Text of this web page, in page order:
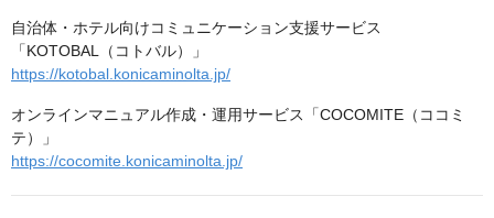
自治体・ホテル向けコミュニケーション支援サービス
「KOTOBAL（コトバル）」
https://kotobal.konicaminolta.jp/
オンラインマニュアル作成・運用サービス「COCOMITE（ココミ
テ）」
https://cocomite.konicaminolta.jp/